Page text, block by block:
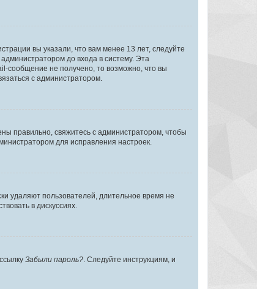
вы указали, что вам менее 13 лет, следуйте
до входа в систему. Эта
сообщение не получено, то возможно, что вы
с администратором.
правильно, свяжитесь с администратором, чтобы
для исправления настроек.
удаляют пользователей, длительное время не
в дискуссиях.
Забыли пароль? . Следуйте инструкциям, и